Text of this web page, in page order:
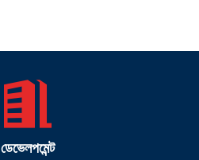
ডেভেলপমেন্ট